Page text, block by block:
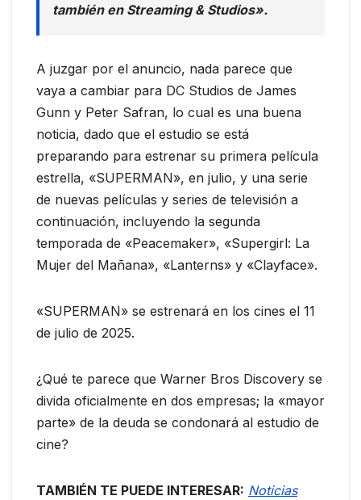
también en Streaming & Studios».
A juzgar por el anuncio, nada parece que
vaya a cambiar para DC Studios de James
Gunn y Peter Safran, lo cual es una buena
noticia, dado que el estudio se está
preparando para estrenar su primera película
estrella, «SUPERMAN», en julio, y una serie
de nuevas películas y series de televisión a
continuación, incluyendo la segunda
temporada de «Peacemaker», «Supergirl: La
Mujer del Mañana», «Lanterns» y «Clayface».
«SUPERMAN» se estrenará en los cines el 11
de julio de 2025.
¿Qué te parece que Warner Bros Discovery se
divida oficialmente en dos empresas; la «mayor
parte» de la deuda se condonará al estudio de
cine?
TAMBIÉN TE PUEDE INTERESAR: Noticias